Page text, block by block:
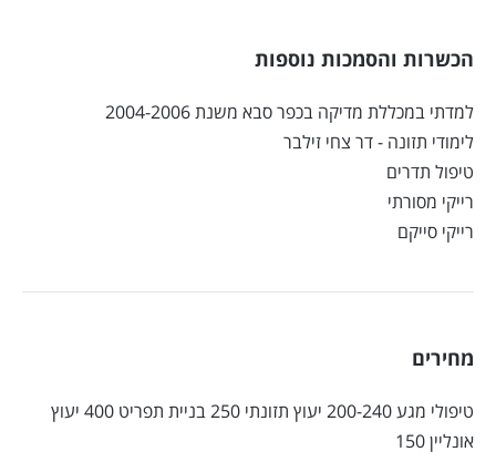
הכשרות והסמכות נוספות
למדתי במכללת מדיקה בכפר סבא משנת 2004-2006
לימודי תזונה - דר צחי זילבר
טיפול תדרים
רייקי מסורתי
רייקי סייקם
מחירים
טיפולי מגע 200-240 יעוץ תזונתי 250 בניית תפריט 400 יעוץ
אונליין 150